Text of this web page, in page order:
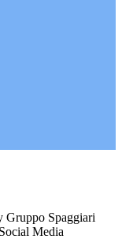
Gruppo Spaggiari
Media